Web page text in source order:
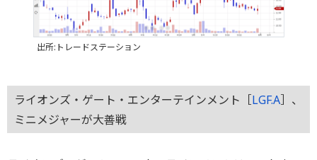
出所:トレードステーション
ライオンズ・ゲート・エンターテインメント［LGF.A］、
ミニメジャーが大善戦